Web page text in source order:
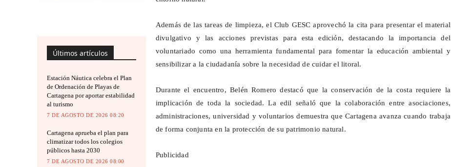
Últimos artículos
Estación Náutica celebra el Plan
de Ordenación de Playas de
Cartagena por aportar estabilidad
al turismo
7 DE AGOSTO DE 2026 08:20
Cartagena aprueba el plan para
climatizar todos los colegios
públicos hasta 2030
7 DE AGOSTO DE 2026 08:00
Además de las tareas de limpieza, el Club GESC aprovechó la cita para presentar el material
divulgativo y las acciones previstas para esta edición, destacando la importancia del
voluntariado como una herramienta fundamental para fomentar la educación ambiental y
sensibilizar a la ciudadanía sobre la necesidad de cuidar el litoral.
Durante el encuentro, Belén Romero destacó que la conservación de la costa requiere la
implicación de toda la sociedad. La edil señaló que la colaboración entre asociaciones,
administraciones, universidad y voluntarios demuestra que Cartagena avanza cuando trabaja
de forma conjunta en la protección de su patrimonio natural.
Publicidad